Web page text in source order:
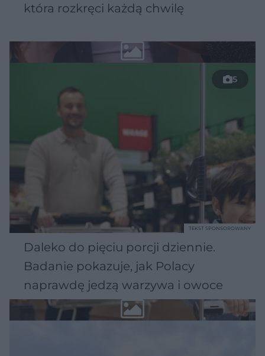
która rozkręci każdą chwilę
5
Daleko do pięciu porcji dziennie.
Badanie pokazuje, jak Polacy
naprawdę jedzą warzywa i owoce
TEKST SPONSOROWANY